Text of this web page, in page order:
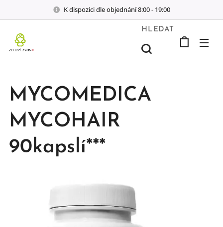
K dispozici dle objednání 8:00 - 19:00
HLEDAT
MYCOMEDICA
MYCOHAIR
90kapslí***